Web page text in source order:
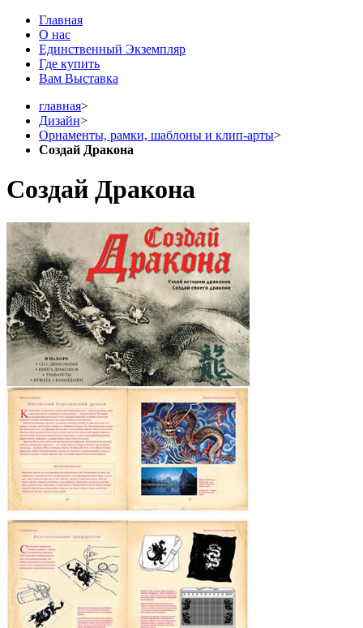
Главная
О нас
Единственный Экземпляр
Где купить
Вам Выставка
главная>
Дизайн>
Орнаменты, рамки, шаблоны и клип-арты>
Создай Дракона
Создай Дракона